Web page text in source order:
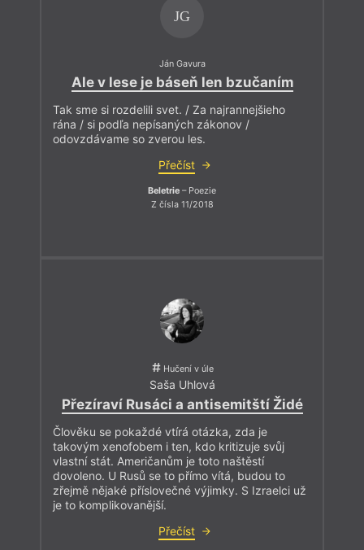
JG
Ján Gavura
Ale v lese je báseň len bzučaním
Tak sme si rozdelili svet. / Za najrannejšieho
rána / si podľa nepísaných zákonov /
odovzdávame so zverou les.
Přečíst
Beletrie – Poezie
Z čísla 11/2018
Hučení v úle
Saša Uhlová
Přezíraví Rusáci a antisemitští Židé
Člověku se pokaždé vtírá otázka, zda je
takovým xenofobem i ten, kdo kritizuje svůj
vlastní stát. Američanům je toto naštěstí
dovoleno. U Rusů se to přímo vítá, budou to
zřejmě nějaké příslovečné výjimky. S Izraelci už
je to komplikovanější.
Přečíst